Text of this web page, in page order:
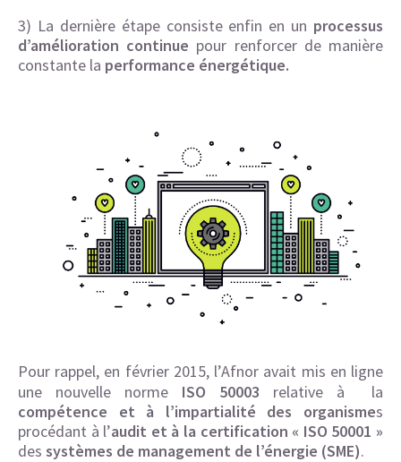
3) La dernière étape consiste enfin en un processus
d’amélioration continue pour renforcer de manière
constante la performance énergétique.
Pour rappel, en février 2015, l’Afnor avait mis en ligne
une nouvelle norme ISO 50003 relative à la
compétence et à l’impartialité des organismes
procédant à l’audit et à la certification « ISO 50001 »
des systèmes de management de l’énergie (SME).